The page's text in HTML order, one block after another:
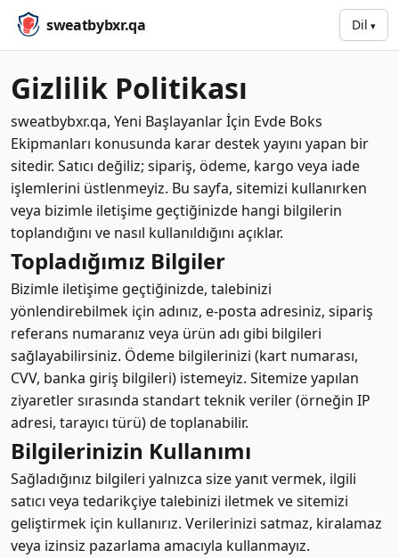
sweatbybxr.qa Dil
Gizlilik Politikası
sweatbybxr.qa, Yeni Başlayanlar İçin Evde Boks
Ekipmanları konusunda karar destek yayını yapan bir
sitedir. Satıcı değiliz; sipariş, ödeme, kargo veya iade
işlemlerini üstlenmeyiz. Bu sayfa, sitemizi kullanırken
veya bizimle iletişime geçtiğinizde hangi bilgilerin
toplandığını ve nasıl kullanıldığını açıklar.
Topladığımız Bilgiler
Bizimle iletişime geçtiğinizde, talebinizi
yönlendirebilmek için adınız, e-posta adresiniz, sipariş
referans numaranız veya ürün adı gibi bilgileri
sağlayabilirsiniz. Ödeme bilgilerinizi (kart numarası,
CVV, banka giriş bilgileri) istemeyiz. Sitemize yapılan
ziyaretler sırasında standart teknik veriler (örneğin IP
adresi, tarayıcı türü) de toplanabilir.
Bilgilerinizin Kullanımı
Sağladığınız bilgileri yalnızca size yanıt vermek, ilgili
satıcı veya tedarikçiye talebinizi iletmek ve sitemizi
geliştirmek için kullanırız. Verilerinizi satmaz, kiralamaz
veya izinsiz pazarlama amacıyla kullanmayız.